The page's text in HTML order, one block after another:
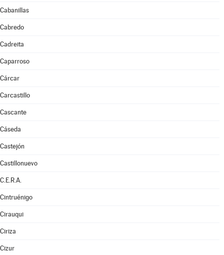
Cabanillas
Cabredo
Cadreita
Caparroso
Cárcar
Carcastillo
Cascante
Cáseda
Castejón
Castillonuevo
C.E.R.A.
Cintruénigo
Cirauqui
Ciriza
Cizur